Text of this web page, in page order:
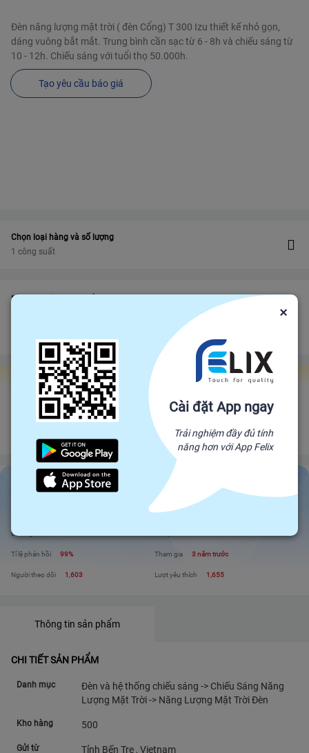
Đèn năng lượng mặt trời ( đèn Cổng) T 300 Izu thiết kế nhỏ gọn,
dáng vuông bắt mắt. Trung bình cần sạc từ 6 - 8h và chiếu sáng từ
10 - 12h. Chiếu sáng với tuổi thọ 50.000h.
Tạo yêu cầu báo giá
Chọn loại hàng và số lượng
1 công suất
Bảo vệ bảo vệ đơn hàng felix.store của bạn
Đảm bảo gửi hàng đúng hạn
Gian hàng Felix Factories
CÔNG TY TNHH SX TM XNK KIM TIỀN
Đối tác trực tiếp của Felix, mang sản phẩm trực tiếp từ nhà sản xuất để đến
với người tiêu dùng. Giá cả cạnh tranh - Chất lượng tuyệt đối
CÔNG TY TNHH SX TM XNK KIM TIỀN
Xem shop
Đánh giá
Tỉ lệ phản hồi 99% Tham gia 3 năm trước
Người theo dõi 1,603 Lượt yêu thích 1,655
Thông tin sản phẩm
CHI TIẾT SẢN PHẨM
Danh mục
Đèn và hệ thống chiếu sáng -> Chiếu Sáng Năng
Lượng Mặt Trời -> Năng Lượng Mặt Trời Đèn
Kho hàng 500
Gửi từ Tỉnh Bến Tre , Vietnam
×
Cài đặt App ngay
Trải nghiệm đầy đủ tính
năng hơn với App Felix